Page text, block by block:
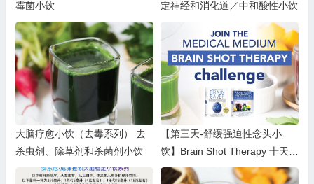
霉菌小饮
定神经和消化道／中和酸性小饮
大脑疗愈小饮（去毒系列） 去
杀虫剂、除草剂和杀菌剂小饮
【第三天-舒缓强迫性念头小
饮】Brain Shot Therapy 十天大
脑挑战